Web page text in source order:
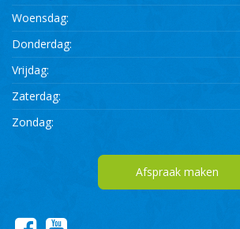
Woensdag:
Donderdag:
Vrijdag:
Zaterdag:
Zondag:
Afspraak maken